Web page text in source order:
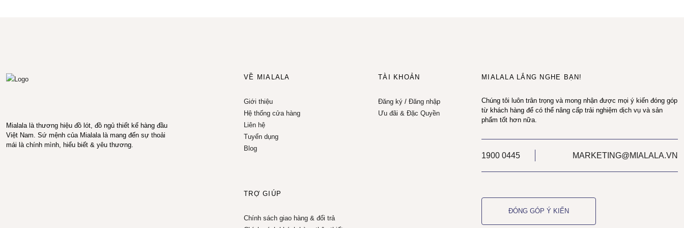
Mialala là thương hiệu đồ lót, đồ ngủ thiết kế hàng đầu
Việt Nam. Sứ mệnh của Mialala là mang đến sự thoải
mái là chính mình, hiểu biết & yêu thương.
VỀ MIALALA
Giới thiệu
Hệ thống cửa hàng
Liên hệ
Tuyển dụng
Blog
TÀI KHOẢN
Đăng ký/ Đăng nhập
Ưu đãi & Đặc Quyền
TRỢ GIÚP
Chính sách giao hàng & đổi trả
MIALALA LẮNG NGHE BẠN!
Chúng tôi luôn trân trọng và mong nhận được mọi ý kiến đóng góp
từ khách hàng để có thể nâng cấp trải nghiệm dịch vụ và sản
phẩm tốt hơn nữa.
1900 0445 MARKETING@MIALALA.VN
ĐÓNG GÓP Ý KIẾN